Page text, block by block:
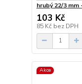
hrubý 22/3 mm
103 Kč
85 Kč bez DPH
Akce